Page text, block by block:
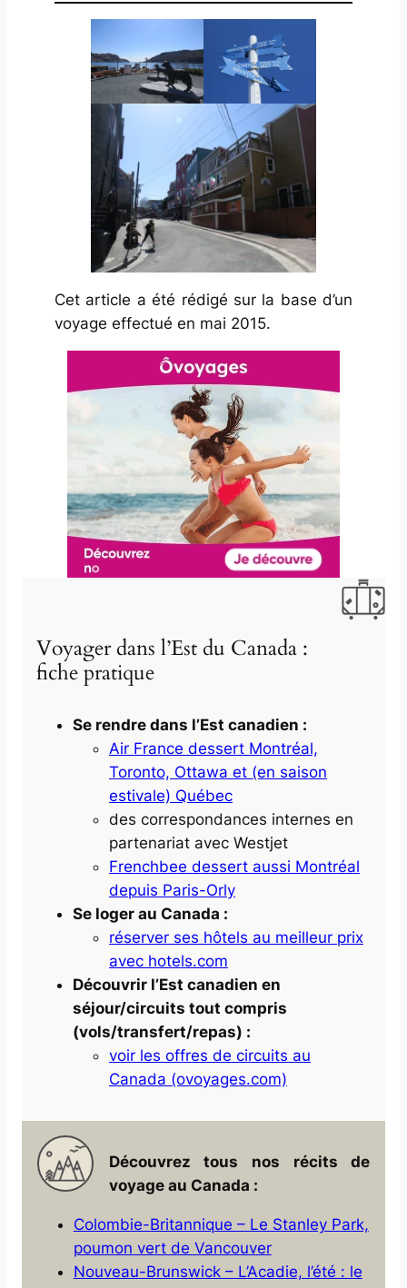
Cet article a été rédigé sur la base d’un
voyage effectué en mai 2015.
Voyager dans l’Est du Canada :
fiche pratique
Se rendre dans l’Est canadien :
Air France dessert Montréal,
Toronto, Ottawa et (en saison
estivale) Québec
des correspondances internes en
partenariat avec Westjet
Frenchbee dessert aussi Montréal
depuis Paris-Orly
Se loger au Canada :
réserver ses hôtels au meilleur prix
avec hotels.com
Découvrir l’Est canadien en
séjour/circuits tout compris
(vols/transfert/repas) :
voir les offres de circuits au
Canada (ovoyages.com)
Découvrez tous nos récits de
voyage au Canada :
Colombie-Britannique – Le Stanley Park,
poumon vert de Vancouver
Nouveau-Brunswick – L’Acadie, l’été : le